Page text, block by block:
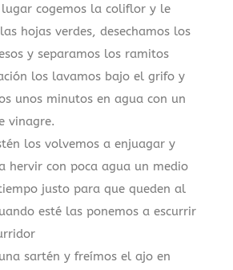
lugar cogemos la coliflor y le
hojas verdes, desechamos los
y separamos los ramitos
los lavamos bajo el grifo y
unos minutos en agua con un
vinagre.
los volvemos a enjuagar y
hervir con poca agua un medio
justo para que queden al
esté las ponemos a escurrir
sartén y freímos el ajo en